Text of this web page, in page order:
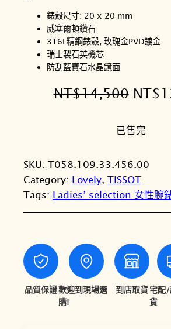
錶殼尺寸: 20 x 20 mm
威塞爾頓鑽石
316L精鋼錶殼, 玫瑰金PVD鍍金
瑞士製石英機芯
防刮藍寶石水晶鏡面
NT$14,500 原
價
：
N
T
1
4
,
NT$
已售完
SKU: T058.109.33.456.00
Category: Lovely, TISSOT
Tags: Ladies’ selection 女性腕
品質保證歡迎到現場選
購!
到店取貨宅配
貨